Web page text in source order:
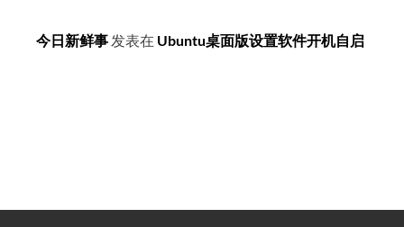
今日新鲜事 发表在 Ubuntu桌面版设置软件开机自启